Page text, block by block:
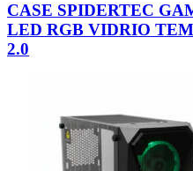
CASE SPIDERTEC
LED RGB VIDRIO
2.0